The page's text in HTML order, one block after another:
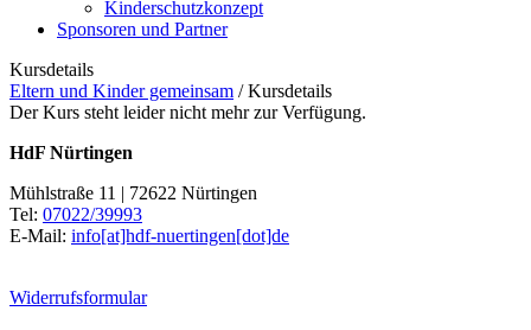
Kinderschutzkonzept
Sponsoren und Partner
Kursdetails
Eltern und Kinder gemeinsam /Kursdetails
Der Kurs steht leider nicht mehr zur Verfügung.
HdF Nürtingen
Mühlstraße 11 | 72622 Nürtingen
Tel: 07022/39993
E-Mail: info[at]hdf-nuertingen[dot]de
Widerrufsformular